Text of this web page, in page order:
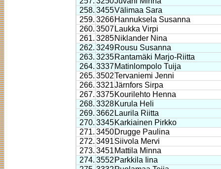
258. 3455Välimaa Sara
259. 3266Hannuksela Susanna
260. 3507 Laukka Virpi
261. 3285Niklander Nina
262. 3249Rousu Susanna
263. 3235Rantamäki Marjo-Riitta
264. 3337Matinlompolo Tuija
265. 3502Tervaniemi Jenni
266. 3321Järnfors Sirpa
267. 3375Kourilehto Henna
268. 3328Kurula Heli
269. 3662 Laurila Riitta
270. 3345Karkiainen Pirkko
271. 3450Drugge Paulina
272. 3491Siivola Mervi
273. 3451 Mattila Minna
274. 3552 Parkkila Iina